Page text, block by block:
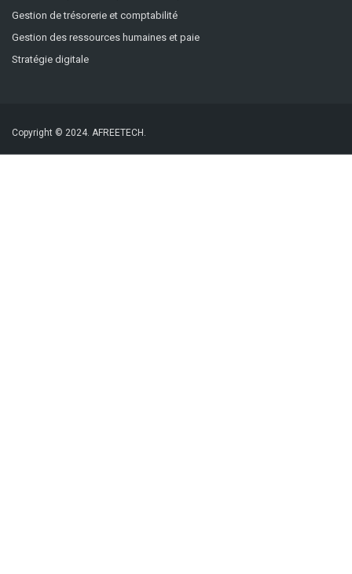
Gestion de trésorerie et comptabilité
Gestion des ressources humaines et paie
Stratégie digitale
Copyright © 2024. AFREETECH.